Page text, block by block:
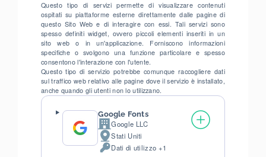
Questo tipo di servizi permette di visualizzare contenuti
ospitati su piattaforme esterne direttamente dalle pagine di
questo Sito Web e di interagire con essi. Tali servizi sono
spesso definiti widget, ovvero piccoli elementi inseriti in un
sito web o in un'applicazione. Forniscono informazioni
specifiche o svolgono una funzione particolare e spesso
consentono l'interazione con l'utente.
Questo tipo di servizio potrebbe comunque raccogliere dati
sul traffico web relativo alle pagine dove il servizio è installato,
anche quando gli utenti non lo utilizzano.
Google Fonts
Azienda:Google LLC
Luogo
del
Stati Uniti
DatiDati di utilizzo +1